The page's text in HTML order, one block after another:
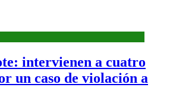
intervienen a cuatro
un caso de violación a